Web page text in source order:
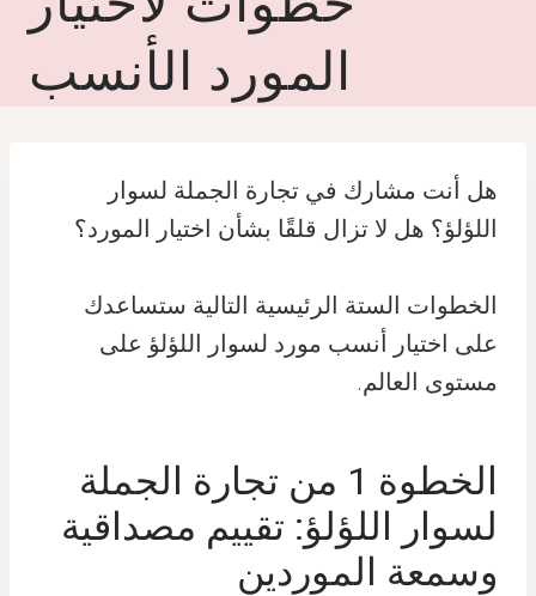
المورد الأنسب
هل أنت مشارك في تجارة الجملة لسوار
اللؤلؤ؟ هل لا تزال قلقًا بشأن اختيار المورد؟
الخطوات الستة الرئيسية التالية ستساعدك
على اختيار أنسب مورد لسوار اللؤلؤ على
مستوى العالم.
الخطوة 1 من تجارة الجملة
لسوار اللؤلؤ: تقييم مصداقية
وسمعة الموردين